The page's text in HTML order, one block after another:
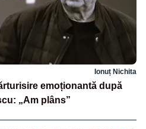
Ionuț Nichita
emoționantă după
„Am plâns”